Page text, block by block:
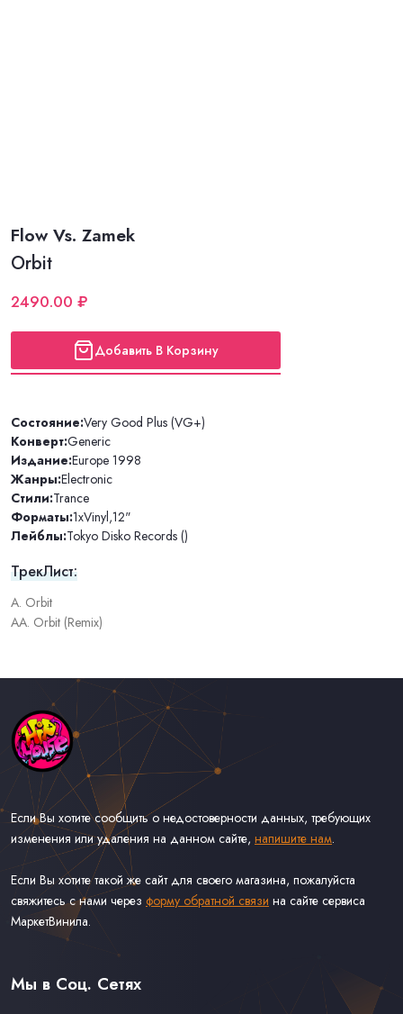
Flow Vs. Zamek
Orbit
2490.00 ₽
Добавить В Корзину
Состояние:Very Good Plus (VG+)
Конверт:Generic
Издание:Europe 1998
Жанры:Electronic
Стили:Trance
Форматы:1xVinyl,12"
Лейблы:Tokyo Disko Records ()
ТрекЛист:
A. Orbit
AA. Orbit (Remix)
Если Вы хотите сообщить о недостоверности данных, требующих
изменения или удаления на данном сайте, напишите нам.
Если Вы хотите такой же сайт для своего магазина, пожалуйста
свяжитесь с нами через форму обратной связи на сайте сервиса
МаркетВинила.
Каталог Музыки на Виниле В Наличии
Доставка и Оплата
Мы в Соц. Сетях